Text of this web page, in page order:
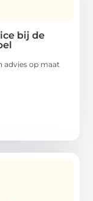
bij de
advies op maat